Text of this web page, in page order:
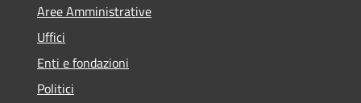
Aree Amministrative
Uffici
Enti e fondazioni
Politici